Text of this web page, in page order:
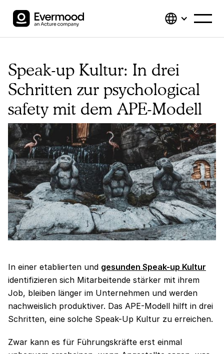
Speak-up Kultur: In drei
Schritten zur psychological
safety mit dem APE-Modell
In einer etablierten und gesunden Speak-up Kultur
identifizieren sich Mitarbeitende stärker mit ihrem
Job, bleiben länger im Unternehmen und werden
nachweislich produktiver. Das APE-Modell hilft in drei
Schritten, eine solche Speak-Up Kultur zu erreichen.
Zwar kann es für Führungskräfte erst einmal